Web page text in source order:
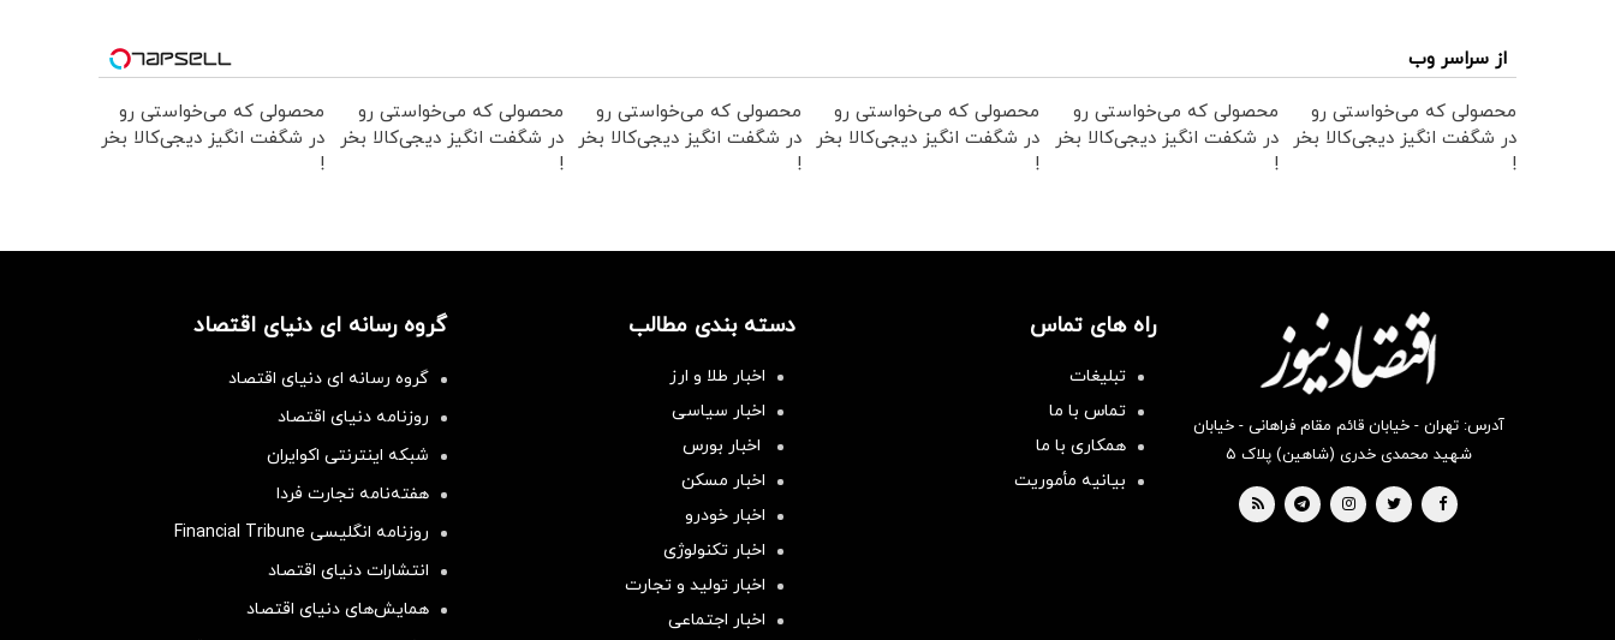
از سراسر وب
محصولی که می‌خواستی رو
در شگفت انگیز دیجی‌کالا بخر
!
محصولی که می‌خواستی رو
در شکفت انگیز دیجی‌کالا بخر
!
محصولی که می‌خواستی رو
در شگفت انگیز دیجی‌کالا بخر
!
محصولی که می‌خواستی رو
در شگفت انگیز دیجی‌کالا بخر
!
محصولی که می‌خواستی رو
در شگفت انگیز دیجی‌کالا بخر
!
محصولی که می‌خواستی رو
در شگفت انگیز دیجی‌کالا بخر
!
آدرس: تهران - خیابان قائم مقام فراهانی - خیابان
شهید محمدی خدری (شاهین) پلاک ۵
راه های تماس
تبلیغات
تماس با ما
همکاری با ما
بیانیه مأموریت
دسته بندی مطالب
اخبار طلا و ارز
اخبار سیاسی
اخبار بورس
اخبار مسکن
اخبار خودرو
اخبار تکنولوژی
اخبار تولید و تجارت
اخبار اجتماعی
گروه رسانه ای دنیای اقتصاد
گروه رسانه ای دنیای اقتصاد
روزنامه دنیای اقتصاد
شبکه اینترنتی اکوایران
هفته‌نامه تجارت فردا
روزنامه انگلیسی Financial Tribune
انتشارات دنیای اقتصاد
همایش‌های دنیای اقتصاد